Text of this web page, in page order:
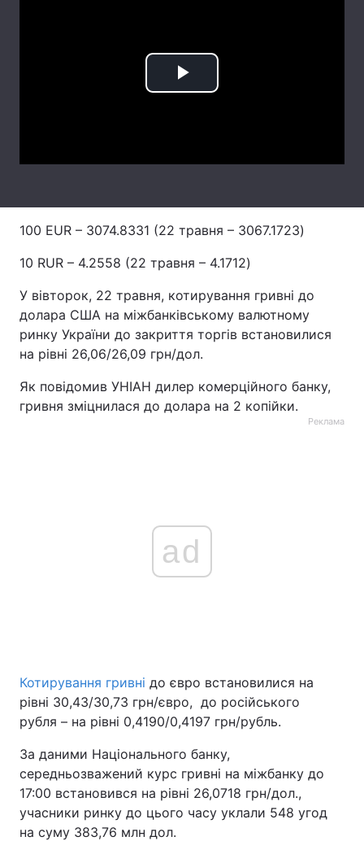
Статті
Послуги
Тема оформлення
Play
100 EUR – 3074.8331 (22 травня – 3067.1723)
10 RUR – 4.2558 (22 травня – 4.1712)
У вівторок, 22 травня, котирування гривні до
долара США на міжбанківському валютному
ринку України до закриття торгів встановилися
на рівні 26,06/26,09 грн/дол.
Як повідомив УНІАН дилер комерційного банку,
гривня зміцнилася до долара на 2 копійки.
Реклама
ad
Котирування гривні до євро встановилися на
рівні 30,43/30,73 грн/євро, до російського
рубля – на рівні 0,4190/0,4197 грн/рубль.
За даними Національного банку,
середньозважений курс гривні на міжбанку до
17:00 встановився на рівні 26,0718 грн/дол.,
учасники ринку до цього часу уклали 548 угод
на суму 383,76 млн дол.